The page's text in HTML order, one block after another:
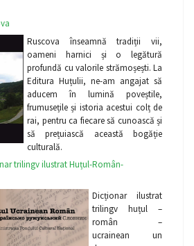
Ruscova înseamnă tradiții vii,
oameni harnici și o legătură
profundă cu valorile strămoșești. La
Editura Huțulii, ne-am angajat să
aducem în lumină poveștile,
frumusețile și istoria acestui colț de
rai, pentru ca fiecare să cunoască și
să prețuiască această bogăție
culturală.
trilingv ilustrat Huțul-Român-
Dicționar ilustrat
trilingv huțul –
român –
ucrainean un